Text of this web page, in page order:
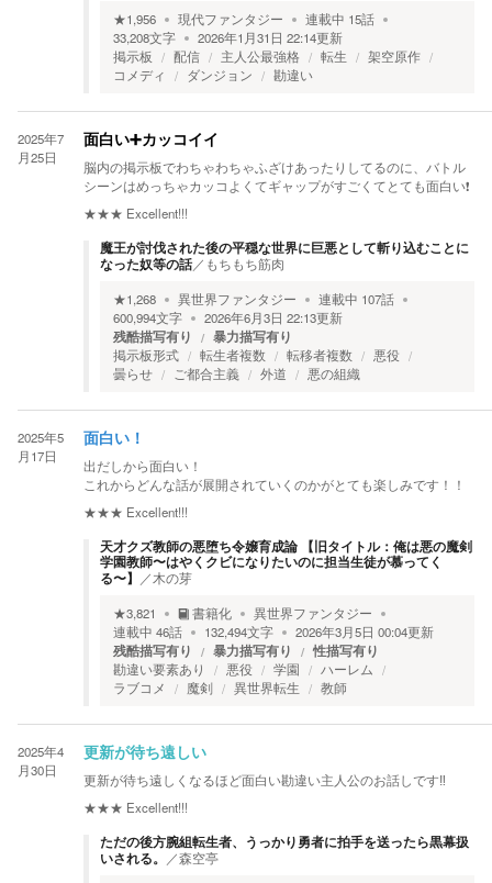
★1,956 現代ファンタジー 連載中 15話
33,208文字 2026年1月31日 22:14更新
掲示板
配信 主人公最強格 転生
架空原作
コメディ
ダンジョン 勘違い
2025年7
月25日
面白い➕カッコイイ
脳内の掲示板でわちゃわちゃふざけあったりしてるのに、バトル
シーンはめっちゃカッコよくてギャップがすごくてとても面白い❗️
★★★ Excellent!!!
魔王が討伐された後の平穏な世界に巨悪として斬り込むことに
なった奴等の話／ もちもち筋肉
★1,268 異世界ファンタジー 連載中 107話
600,994文字 2026年6月3日 22:13更新
残酷描写有り 暴力描写有り
掲示板形式 転生者複数 転移者複数
悪役
曇らせ
ご都合主義 外道 悪の組織
2025年5
月17日
面白い！
出だしから面白い！
これからどんな話が展開されていくのかがとても楽しみです！！
★★★ Excellent!!!
天才クズ教師の悪堕ち令嬢育成論 【旧タイトル：俺は悪の魔剣
学園教師〜はやくクビになりたいのに担当生徒が慕ってく
る〜】
／木の芽
★3,821 書籍化
異世界ファンタジー
連載中 46話 132,494文字 2026年3月5日 00:04更新
残酷描写有り 暴力描写有り 性描写有り
勘違い要素あり 悪役 学園
ハーレム
ラブコメ
魔剣 異世界転生 教師
2025年4
月30日
更新が待ち遠しい
更新が待ち遠しくなるほど面白い勘違い主人公のお話しです‼︎
★★★ Excellent!!!
ただの後方腕組転生者、うっかり勇者に拍手を送ったら黒幕扱
いされる。
／森空亭